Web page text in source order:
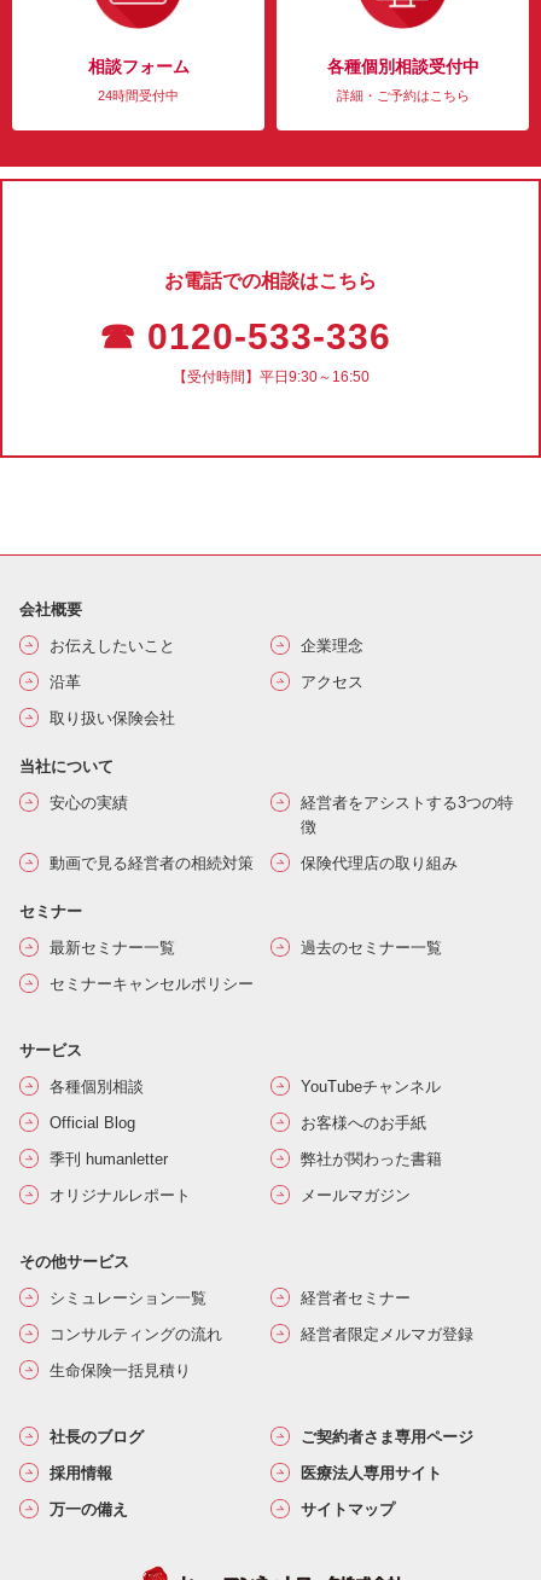
相談フォーム
24時間受付中
各種個別相談受付中
詳細・ご予約はこちら
お電話での相談はこちら
☎ 0120-533-336
【受付時間】平日9:30～16:50
会社概要
お伝えしたいこと
企業理念
沿革
アクセス
取り扱い保険会社
当社について
安心の実績
経営者をアシストする3つの特
徴
動画で見る経営者の相続対策
保険代理店の取り組み
セミナー
最新セミナー一覧
過去のセミナー一覧
セミナーキャンセルポリシー
サービス
各種個別相談
YouTubeチャンネル
Official Blog
お客様へのお手紙
季刊 humanletter
弊社が関わった書籍
オリジナルレポート
メールマガジン
その他サービス
シミュレーション一覧
経営者セミナー
コンサルティングの流れ
経営者限定メルマガ登録
生命保険一括見積り
社長のブログ
ご契約者さま専用ページ
採用情報
医療法人専用サイト
万一の備え
サイトマップ